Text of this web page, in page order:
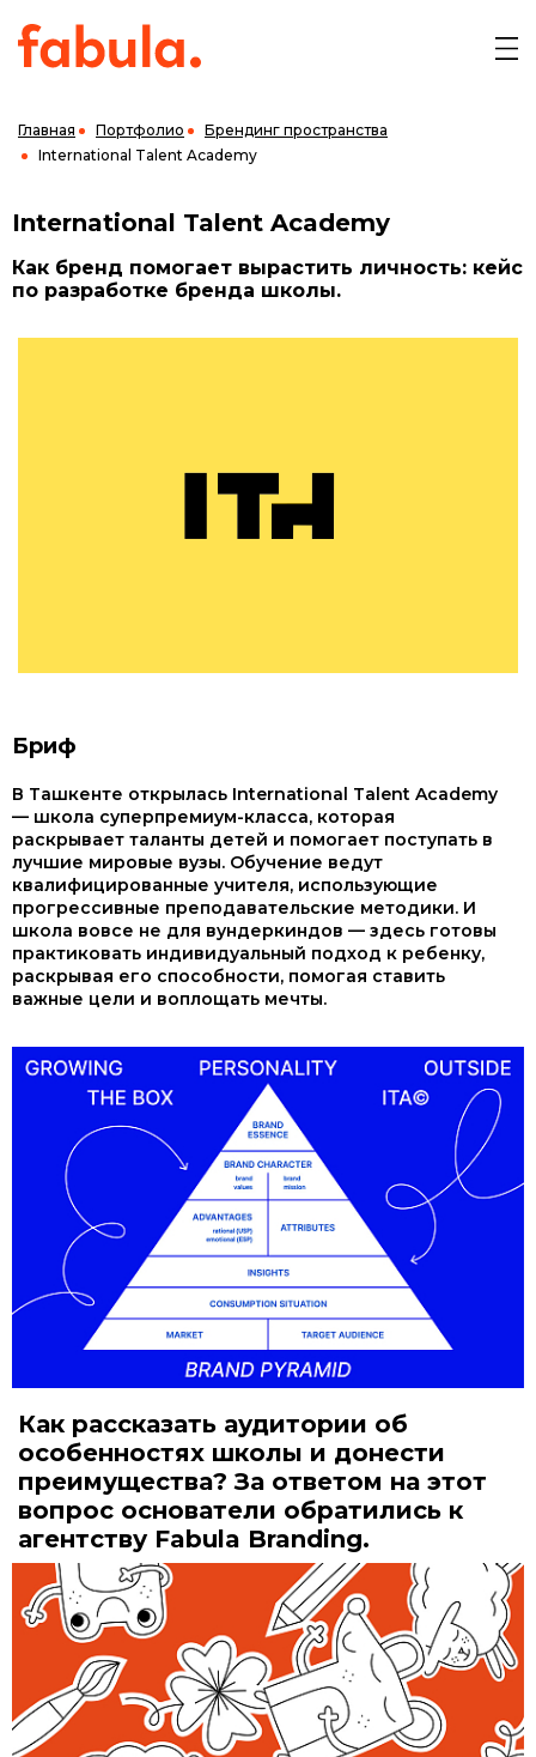
Главная Портфолио
Брендинг пространства
International Talent Academy
International Talent Academy
Как бренд помогает вырастить личность: кейс
по разработке бренда школы.
Бриф
В Ташкенте открылась International Talent Academy
— школа суперпремиум-класса, которая
раскрывает таланты детей и помогает поступать в
лучшие мировые вузы. Обучение ведут
квалифицированные учителя, использующие
прогрессивные преподавательские методики. И
школа вовсе не для вундеркиндов — здесь готовы
практиковать индивидуальный подход к ребенку,
раскрывая его способности, помогая ставить
важные цели и воплощать мечты.
Как рассказать аудитории об
особенностях школы и донести
преимущества? За ответом на этот
вопрос основатели обратились к
агентству Fabula Branding.